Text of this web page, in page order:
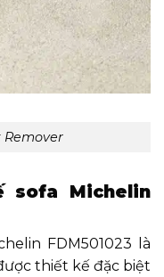
Remover
sofa Michelin
FDM501023 là
thiết kế đặc biệt